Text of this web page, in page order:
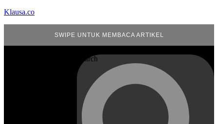
Klausa.co
SWIPE UNTUK MEMBACA ARTIKEL
Search